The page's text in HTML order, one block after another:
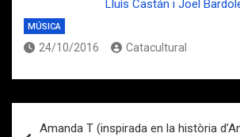
Lluís Castán i Joel
MÚSICA
24/10/2016 Catacultural
Amanda T (inspirada en la història